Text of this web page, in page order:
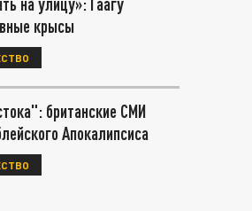
крысы
британские СМИ
Апокалипсиса